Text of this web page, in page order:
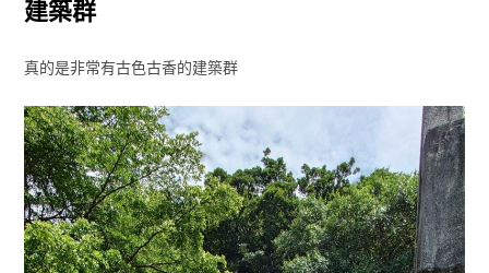
建築群
真的是非常有古色古香的建築群